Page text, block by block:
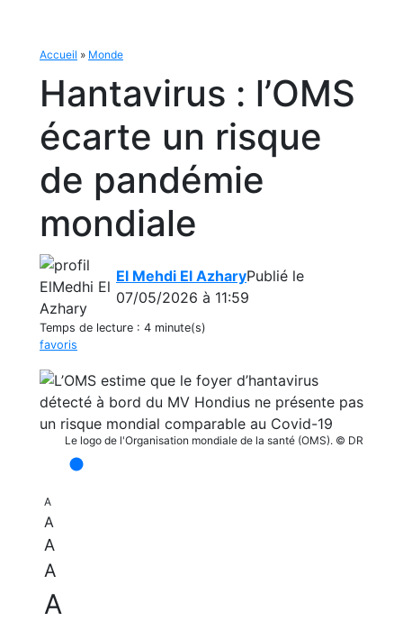
Accueil » Monde
Hantavirus : l’OMS
écarte un risque
de pandémie
mondiale
El Mehdi El AzharyPublié le
07/05/2026 à 11:59
Temps de lecture : 4 minute(s)
favoris
Le logo de l'Organisation mondiale de la santé (OMS). © DR
A
A
A
A
A